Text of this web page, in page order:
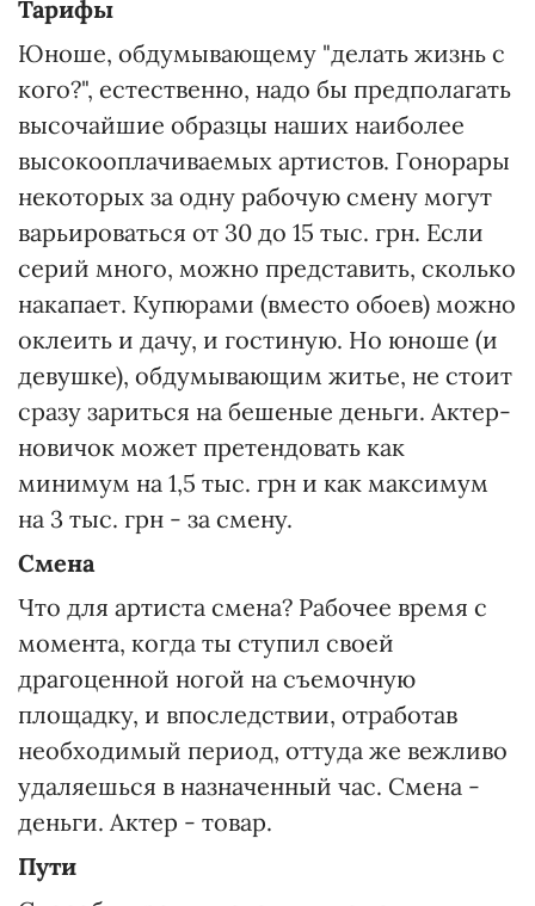
Тарифы
Юноше, обдумывающему "делать жизнь с
кого?", естественно, надо бы предполагать
высочайшие образцы наших наиболее
высокооплачиваемых артистов. Гонорары
некоторых за одну рабочую смену могут
варьироваться от 30 до 15 тыс. грн. Если
серий много, можно представить, сколько
накапает. Купюрами (вместо обоев) можно
оклеить и дачу, и гостиную. Но юноше (и
девушке), обдумывающим житье, не стоит
сразу зариться на бешеные деньги. Актер-
новичок может претендовать как
минимум на 1,5 тыс. грн и как максимум
на 3 тыс. грн - за смену.
Смена
Что для артиста смена? Рабочее время с
момента, когда ты ступил своей
драгоценной ногой на съемочную
площадку, и впоследствии, отработав
необходимый период, оттуда же вежливо
удаляешься в назначенный час. Смена -
деньги. Актер - товар.
Пути